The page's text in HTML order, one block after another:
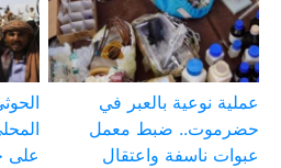
عملية نوعية بالعبر في
حضرموت.. ضبط معمل
عبوات ناسفة واعتقال
على